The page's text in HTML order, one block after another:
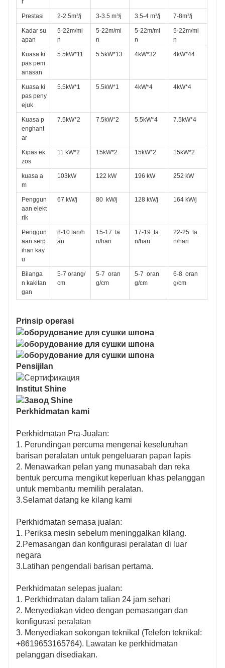
r
Prestasi 2-2.5m³/j 3-3.5 m³/j 3.5-4 m³/j 7-8m³/j
Kadar su
apan
5-22m/mi
n
5-22m/mi
n
5-22m/mi
n
5-22m/mi
n
Kuasa ki
pas pem
anasan
5.5kW*11 5.5kW*13 4kW*32 4kW*44
Kuasa ki
pas peny
ejuk
5.5kW*1 5.5kW*1 4kW*4 4kW*4
Kuasa p
enghant
ar
7.5kW*2 7.5kW*2 5.5kW*4 7.5kW*4
Kipas ek
zos
11 kW*2 15kW*2 15kW*2 15kW*2
kuasa a
m
103kW 122 kW 196 kW 252 kW
Penggun
aan elekt
rik
67 kW/j 80 kW/j 128 kW/j 164 kW/j
Penggun
aan serp
ihan kay
u
8-10 tan/h
ari
15-17 ta
n/hari
17-19 ta
n/hari
22-25 ta
n/hari
Bilanga
n kakitan
gan
5-7 orang/
cm
5-7 oran
g/cm
5-7 oran
g/cm
6-8 oran
g/cm
Prinsip operasi
Pensijilan
Institut Shine
Perkhidmatan kami
Perkhidmatan Pra-Jualan:
1. Perundingan percuma mengenai keseluruhan
barisan peralatan untuk pengeluaran papan lapis
2. Menawarkan pelan yang munasabah dan reka
bentuk percuma mengikut keperluan khas pelanggan
untuk membantu memilih peralatan.
3.Selamat datang ke kilang kami
Perkhidmatan semasa jualan:
1. Periksa mesin sebelum meninggalkan kilang.
2.Pemasangan dan konfigurasi peralatan di luar
negara
3.Latihan pengendali barisan pertama.
Perkhidmatan selepas jualan:
1. Perkhidmatan dalam talian 24 jam sehari
2. Menyediakan video dengan pemasangan dan
konfigurasi peralatan
3. Menyediakan sokongan teknikal (Telefon teknikal:
+8619653165764). Lawatan ke perkhidmatan
pelanggan disediakan.